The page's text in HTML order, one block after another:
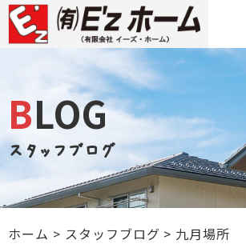
BLOG
スタッフブログ
ホーム > スタッフブログ > 九月場所